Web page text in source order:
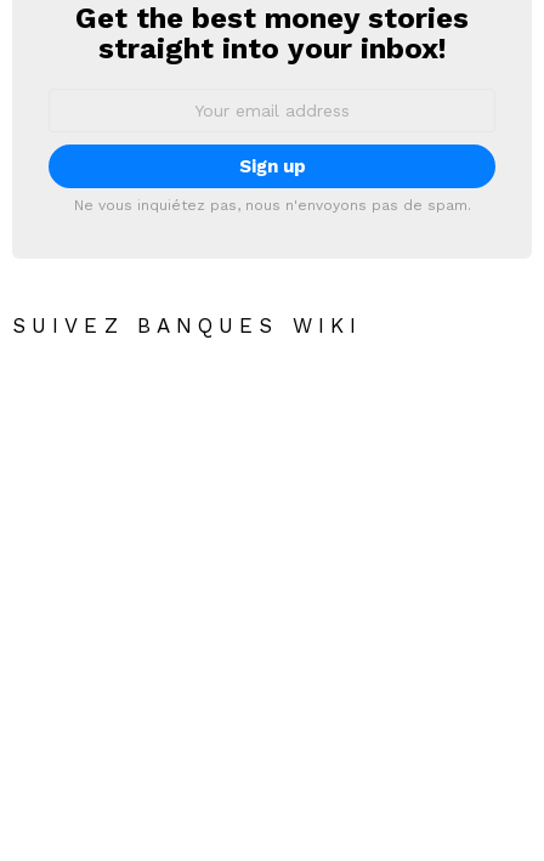
NEWSLETTER
Get the best money stories
straight into your inbox!
Ne vous inquiétez pas, nous n'envoyons pas de spam.
SUIVEZ BANQUES WIKI